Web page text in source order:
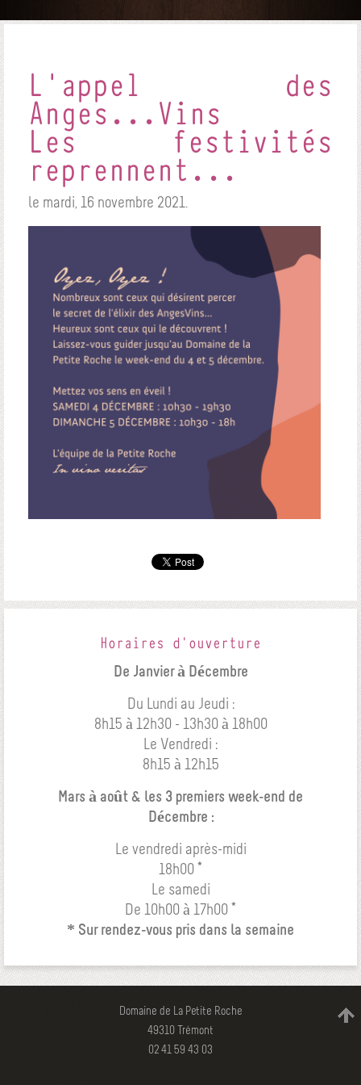
L'appel des
Anges...Vins
Les festivités
reprennent...
le mardi, 16 novembre 2021.
Horaires d'ouverture
De Janvier à Décembre
Du Lundi au Jeudi :
8h15 à 12h30 - 13h30 à 18h00
Le Vendredi :
8h15 à 12h15
Mars à août & les 3 premiers week-end de
Décembre :
Le vendredi après-midi
18h00 *
Le samedi
De 10h00 à 17h00 *
* Sur rendez-vous pris dans la semaine
Domaine de La Petite Roche
49310 Trémont
02 41 59 43 03